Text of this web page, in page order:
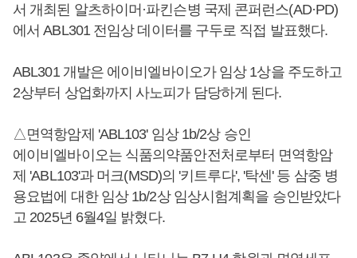
서 개최된 알츠하이머·파킨슨병 국제 콘퍼런스(AD·PD)
에서 ABL301 전임상 데이터를 구두로 직접 발표했다.
ABL301 개발은 에이비엘바이오가 임상 1상을 주도하고
2상부터 상업화까지 사노피가 담당하게 된다.
△면역항암제 'ABL103' 임상 1b/2상 승인
에이비엘바이오는 식품의약품안전처로부터 면역항암
제 'ABL103'과 머크(MSD)의 '키트루다', '탁센' 등 삼중 병
용요법에 대한 임상 1b/2상 임상시험계획을 승인받았다
고 2025년 6월4일 밝혔다.